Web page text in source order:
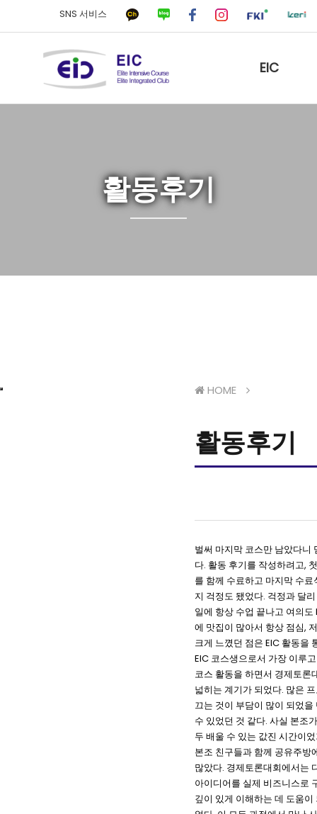
SNS 서비스
EIC
활동후기
HOME
활동후기
벌써 마지막 코스만 남았다니
다. 활동 후기를 작성하려고,
를 함께 수료하고 마지막 수
지 걱정도 됐었다. 걱정과 달
일에 항상 수업 끝나고 여의
에 맛집이 많아서 항상 점심,
크게 느꼈던 점은 EIC 활동을
EIC 코스생으로서 가장 이루
코스 활동을 하면서 경제토론
넓히는 계기가 되었다. 많은
끄는 것이 부담이 많이 되었
수 있었던 것 같다. 사실 본조
두 배울 수 있는 값진 시간이
본조 친구들과 함께 공유주방
많았다. 경제토론대회에서는
아이디어를 실제 비즈니스로
깊이 있게 이해하는 데 도움